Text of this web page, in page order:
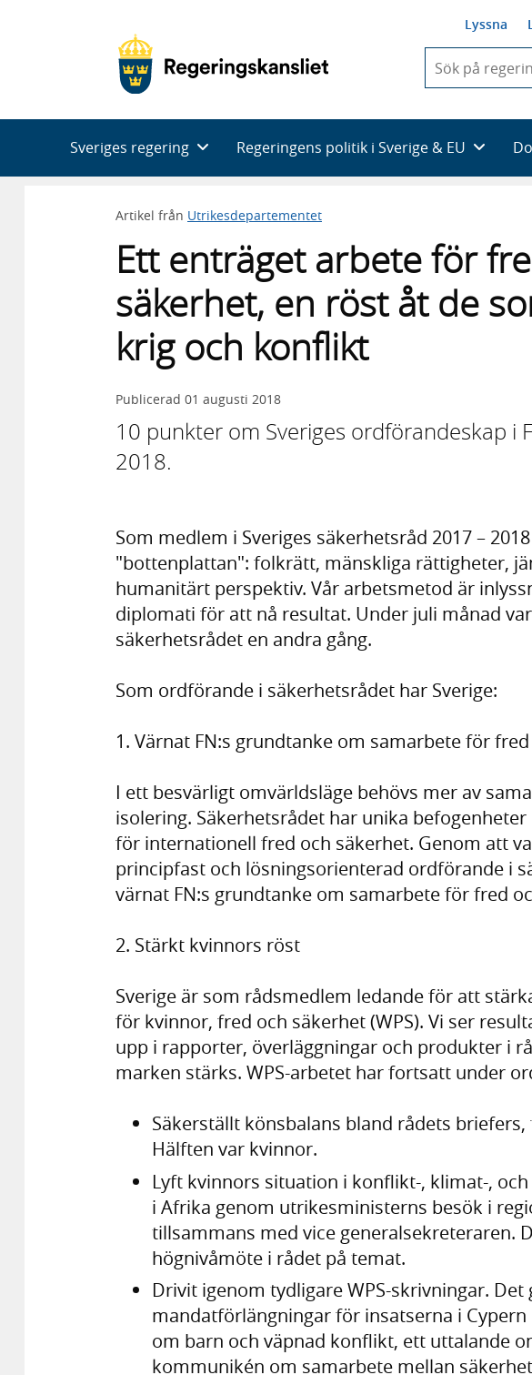
Lyssna
du
skriva
framträder
en
Sveriges regering Regeringens politik i Sverige & EU
Artikel från Utrikesdepartementet
Ett enträget arbete för
säkerhet, en röst åt de
krig och konflikt
Publicerad 01 augusti 2018
10 punkter om Sveriges ordförandeskap i
2018.
Som medlem i Sveriges säkerhetsråd 2017 –
"bottenplattan": folkrätt, mänskliga rättigheter,
humanitärt perspektiv. Vår arbetsmetod är
diplomati för att nå resultat. Under juli månad
säkerhetsrådet en andra gång.
Som ordförande i säkerhetsrådet har Sverige:
1. Värnat FN:s grundtanke om samarbete för
I ett besvärligt omvärldsläge behövs mer av
isolering. Säkerhetsrådet har unika
för internationell fred och säkerhet. Genom att
principfast och lösningsorienterad ordförande i
värnat FN:s grundtanke om samarbete för fred
2. Stärkt kvinnors röst
Sverige är som rådsmedlem ledande för att
för kvinnor, fred och säkerhet (WPS). Vi ser
upp i rapporter, överläggningar och produkter i
marken stärks. WPS-arbetet har fortsatt under
Säkerställt könsbalans bland rådets
Hälften var kvinnor.
Lyft kvinnors situation i konflikt-, klimat-,
i Afrika genom utrikesministerns besök i
tillsammans med vice generalsekreteraren.
högnivåmöte i rådet på temat.
Drivit igenom tydligare WPS-skrivningar.
mandatförlängningar för insatserna i
om barn och väpnad konflikt, ett uttalande
kommunikén om samarbete mellan